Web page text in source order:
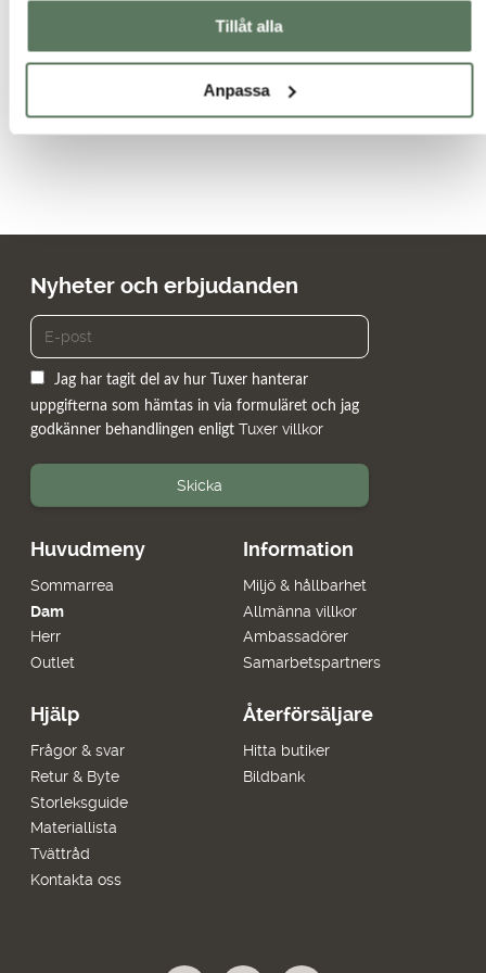
Tillåt alla
Anpassa
förhindra överhettning. Det är också viktigt att hitta byxor som
passar dig bra och har tillräckligt med rörelsefrihet för dina
aktiviteter.
Huvudmeny
Sommarrea
Dam
Herr
Outlet
Information
Miljö & hållbarhet
Allmänna villkor
Ambassadörer
Samarbetspartners
Hjälp
Frågor & svar
Retur & Byte
Storleksguide
Materiallista
Tvättråd
Kontakta oss
Återförsäljare
Hitta butiker
Bildbank
Nyheter och erbjudanden
Jag har tagit del av hur Tuxer hanterar
uppgifterna som hämtas in via formuläret och jag
godkänner behandlingen enligt Tuxer villkor
Skicka